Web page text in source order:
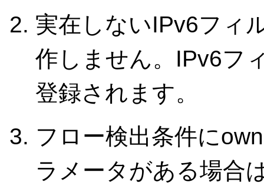
実在しないIPv6フィ
作しません。IPv6フ
登録されます。
フロー検出条件に
ラメータがある場合